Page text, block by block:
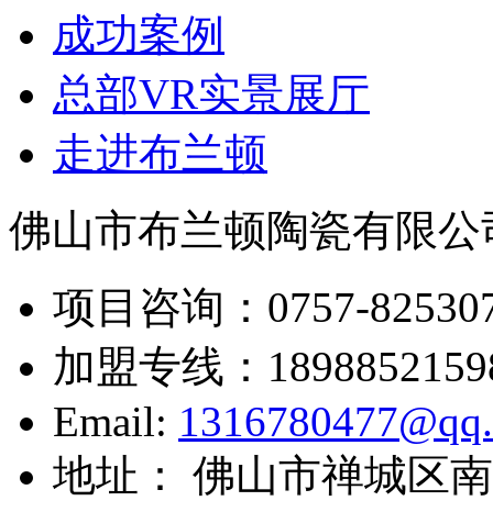
成功案例
总部VR实景展厅
走进布兰顿
佛山市布兰顿陶瓷有限公
项目咨询： 0757-
加盟专线：
Email:
地址： 佛山市禅城区